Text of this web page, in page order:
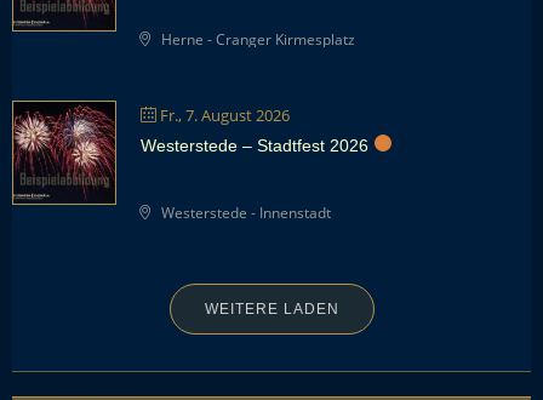
Herne - Cranger Kirmesplatz
Fr., 7. August 2026
Westerstede – Stadtfest 2026
Westerstede - Innenstadt
WEITERE LADEN